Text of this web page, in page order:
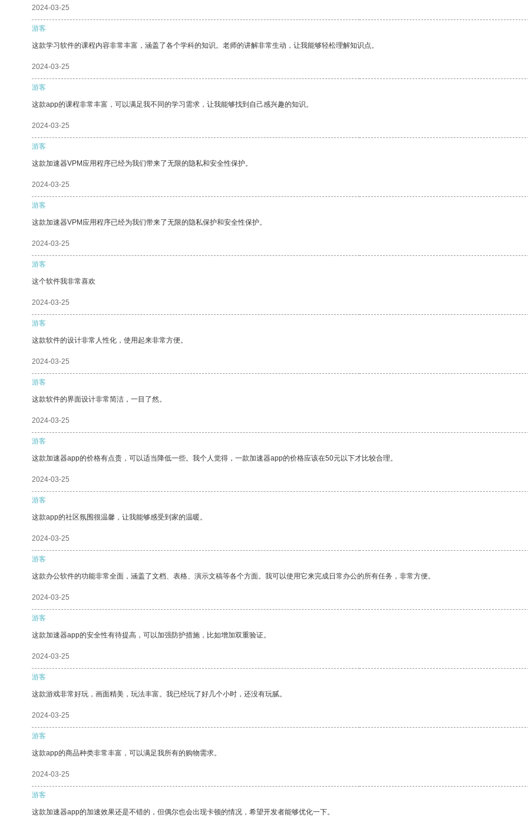
2024-03-25
游客
这款学习软件的课程内容非常丰富，涵盖了各个学科的知识。老师的讲解非常生动，让我能够轻松理解知识点。
2024-03-25
游客
这款app的课程非常丰富，可以满足我不同的学习需求，让我能够找到自己感兴趣的知识。
2024-03-25
游客
这款加速器VPM应用程序已经为我们带来了无限的隐私和安全性保护。
2024-03-25
游客
这款加速器VPM应用程序已经为我们带来了无限的隐私保护和安全性保护。
2024-03-25
游客
这个软件我非常喜欢
2024-03-25
游客
这款软件的设计非常人性化，使用起来非常方便。
2024-03-25
游客
这款软件的界面设计非常简洁，一目了然。
2024-03-25
游客
这款加速器app的价格有点贵，可以适当降低一些。我个人觉得，一款加速器app的价格应该在50元以下才比较合理。
2024-03-25
游客
这款app的社区氛围很温馨，让我能够感受到家的温暖。
2024-03-25
游客
这款办公软件的功能非常全面，涵盖了文档、表格、演示文稿等各个方面。我可以使用它来完成日常办公的所有任务，非常方便。
2024-03-25
游客
这款加速器app的安全性有待提高，可以加强防护措施，比如增加双重验证。
2024-03-25
游客
这款游戏非常好玩，画面精美，玩法丰富。我已经玩了好几个小时，还没有玩腻。
2024-03-25
游客
这款app的商品种类非常丰富，可以满足我所有的购物需求。
2024-03-25
游客
这款加速器app的加速效果还是不错的，但偶尔也会出现卡顿的情况，希望开发者能够优化一下。